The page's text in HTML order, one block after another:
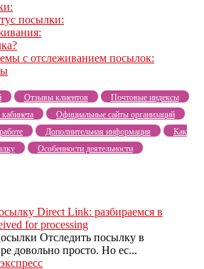
посылки:
с отслеживанием посылок:
Отзывы клиентов
Почтовые индексы
Официальные сайты организаций
Дополнительная информация
Как
Особенности деятельности
Direct Link: разбираемся в
for processing
Отследить посылку в
довольно просто. Но ес...